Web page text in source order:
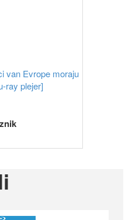
van Evrope moraju
ray plejer]